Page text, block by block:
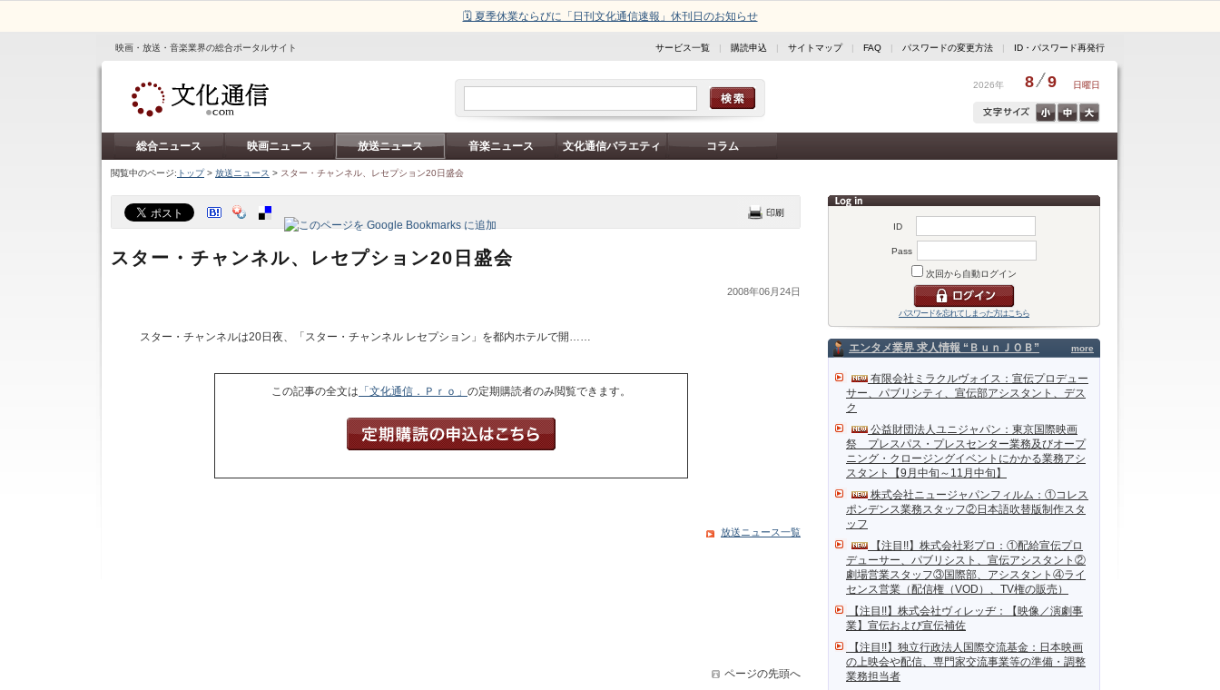
🗓️ 夏季休業ならびに「日刊文化通信速報」休刊日のお知らせ
映画・放送・音楽業界の総合ポータルサイト サービス一覧 | 購読申込 | サイトマップ| FAQ | パスワードの変更方法 | ID・パスワード再発行
2026年 8 9 日曜日
総合ニュース 映画ニュース 放送ニュース 音楽ニュース 文化通信バラエティ コラム
閲覧中のページ: トップ> 放送ニュース > スター・チャンネル、レセプション20日盛会
ID
Pass
次回から自動ログイン
パスワードを忘れてしまった方はこちら
more
エンタメ業界 求人情報 “ＢｕｎＪＯＢ”
有限会社ミラクルヴォイス：宣伝プロデュー
サー、パブリシティ、宣伝部アシスタント、デス
ク
公益財団法人ユニジャパン：東京国際映画
祭 プレスパス・プレスセンター業務及びオープ
ニング・クロージングイベントにかかる業務アシ
スタント【9月中旬～11月中旬】
株式会社ニュージャパンフィルム：①コレス
ポンデンス業務スタッフ②日本語吹替版制作スタ
ッフ
【注目!!】株式会社彩プロ：①配給宣伝プロ
デューサー、パブリシスト、宣伝アシスタント②
劇場営業スタッフ③国際部、アシスタント④ライ
センス営業（配信権（VOD）、TV権の販売）
【注目!!】株式会社ヴィレッヂ：【映像／演劇事
業】宣伝および宣伝補佐
【注目!!】独立行政法人国際交流基金：日本映画
の上映会や配信、専門家交流事業等の準備・調整
業務担当者
スター・チャンネル、レセプション20日盛会
2008年06月24日
スター・チャンネルは20日夜、「スター・チャンネル レセプション」を都内ホテルで開……
この記事の全文は 「文化通信．Ｐｒｏ」 の定期購読者のみ閲覧できます。
放送ニュース一覧
ページの先頭へ